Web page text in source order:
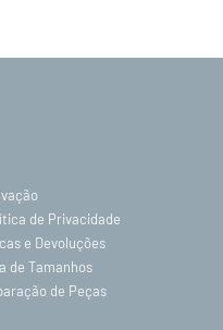
de Privacidade
e Devoluções
de Tamanhos
de Peças